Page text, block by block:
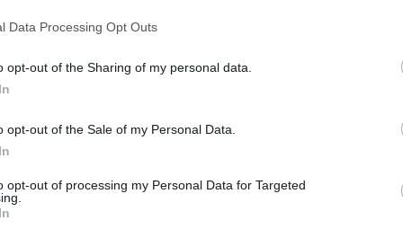
Data Processing Opt Outs
opt-out of the Sharing of my personal data.
opt-out of the Sale of my Personal Data.
opt-out of processing my Personal Data for Targeted
jelentős mértékű csökkentésére is. Az elmúlt
6D besorolású motorjának köszönhetően
dioxid-kibocsátása 2020 januárja és júliusa
jelentős számú elektromos autóbusz
szükséges töltési infrastruktúra
nagyobb fejlesztések lépnek életbe:
közlekednek a vonatok a reggeli